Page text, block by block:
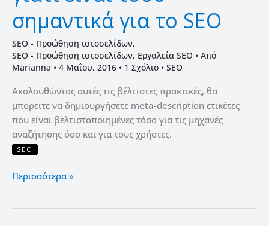
σημαντικά για το SEO
SEO - Προώθηση ιστοσελίδων,
SEO - Προώθηση ιστοσελίδων, Εργαλεία SEO • Από
Marianna • 4 Μαΐου, 2016 • 1 Σχόλιο • SEO
Ακολουθώντας αυτές τις βέλτιστες πρακτικές, θα
μπορείτε να δημιουργήσετε meta-description ετικέτες
που είναι βελτιστοποιημένες τόσο για τις μηχανές
αναζήτησης όσο και για τους χρήστες.
SEO
Περισσότερα »